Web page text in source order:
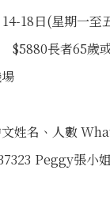
18日(星期一至
$5880長者65歲
姓名、人數
Peggy張小